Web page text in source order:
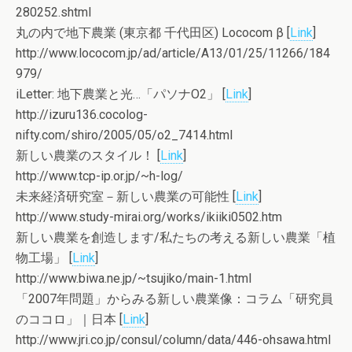
280252.shtml
丸の内で地下農業 (東京都 千代田区) Lococom β [Link]
http://www.lococom.jp/ad/article/A13/01/25/11266/184
979/
iLetter: 地下農業と光…「パソナO2」 [Link]
http://izuru136.cocolog-
nifty.com/shiro/2005/05/o2_7414.html
新しい農業のスタイル！ [Link]
http://www.tcp-ip.or.jp/~h-log/
未来経済研究室－新しい農業の可能性 [Link]
http://www.study-mirai.org/works/ikiiki0502.htm
新しい農業を創造します/私たちの考える新しい農業「植
物工場」 [Link]
http://www.biwa.ne.jp/~tsujiko/main-1.html
「2007年問題」からみる新しい農業像：コラム「研究員
のココロ」｜日本 [Link]
http://www.jri.co.jp/consul/column/data/446-ohsawa.html